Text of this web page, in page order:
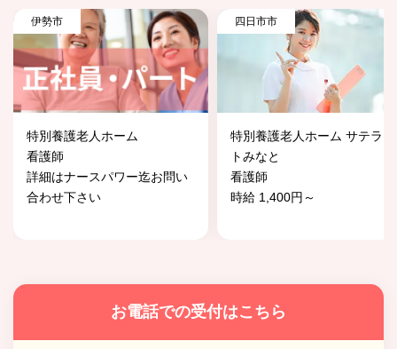
伊勢市
特別養護老人ホーム
看護師
詳細はナースパワー迄お問い
合わせ下さい
四日市市
特別養護老人ホーム サテライ
トみなと
看護師
時給 1,400円～
お電話での受付はこちら